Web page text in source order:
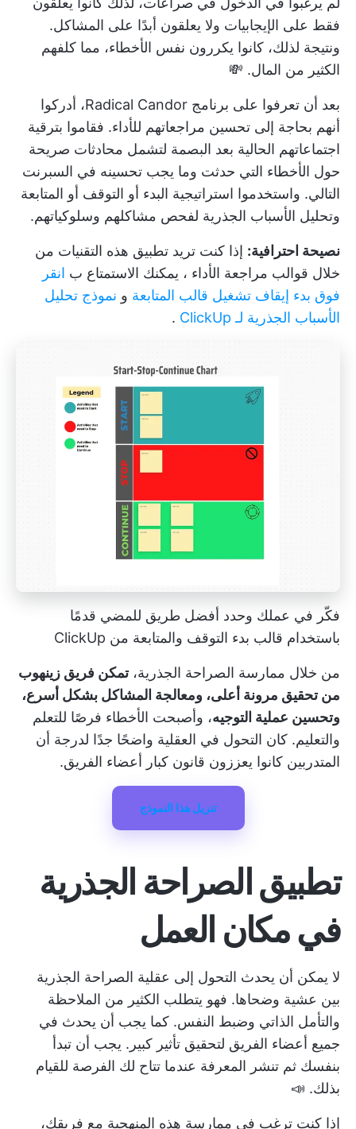
فقط على الإيجابيات ولا يعلقون أبدًا على المشاكل.
ونتيجة لذلك، كانوا يكررون نفس الأخطاء، مما كلفهم
الكثير من المال. 💸
بعد أن تعرفوا على برنامج Radical Candor، أدركوا
أنهم بحاجة إلى تحسين مراجعاتهم للأداء. فقاموا بترقية
اجتماعاتهم الحالية بعد البصمة لتشمل محادثات صريحة
حول الأخطاء التي حدثت وما يجب تحسينه في السبرنت
التالي. واستخدموا استراتيجية البدء أو التوقف أو المتابعة
وتحليل الأسباب الجذرية لفحص مشاكلهم وسلوكياتهم.
نصيحة احترافية: إذا كنت تريد تطبيق هذه التقنيات من
خلال قوالب مراجعة الأداء ، يمكنك الاستمتاع ب انقر
فوق بدء إيقاف تشغيل قالب المتابعة و نموذج تحليل
الأسباب الجذرية لـ ClickUp
.
فكّر في عملك وحدد أفضل طريق للمضي قدمًا
باستخدام قالب بدء التوقف والمتابعة من ClickUp
من خلال ممارسة الصراحة الجذرية،تمكن فريق زينهوب
من تحقيق مرونة أعلى، ومعالجة المشاكل بشكل أسرع،
وتحسين عملية التوجيه، وأصبحت الأخطاء فرصًا للتعلم
والتعليم. كان التحول في العقلية واضحًا جدًا لدرجة أن
المتدربين كانوا يعززون قانون كبار أعضاء الفريق.
تنزيل هذا النموذج
تطبيق الصراحة الجذرية
في مكان العمل
لا يمكن أن يحدث التحول إلى عقلية الصراحة الجذرية
بين عشية وضحاها. فهو يتطلب الكثير من الملاحظة
والتأمل الذاتي وضبط النفس. كما يجب أن يحدث في
جميع أعضاء الفريق لتحقيق تأثير كبير. يجب أن تبدأ
بنفسك ثم تنشر المعرفة عندما تتاح لك الفرصة للقيام
بذلك. 📣
إذا كنت ترغب في ممارسة هذه المنهجية مع فريقك،